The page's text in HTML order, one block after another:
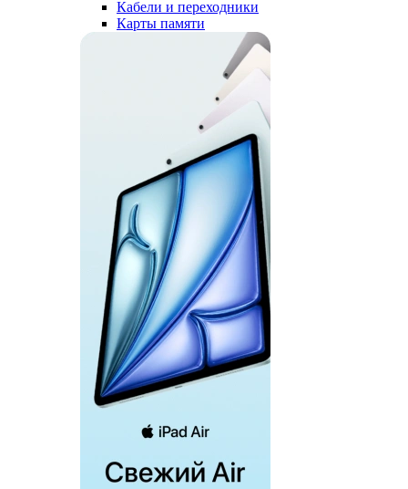
Кабели и переходники
Карты памяти